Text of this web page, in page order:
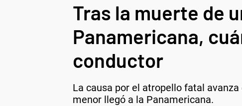
Tras la muerte de
Panamericana,
conductor
La causa por el atropello fatal
menor llegó a la Panamericana.